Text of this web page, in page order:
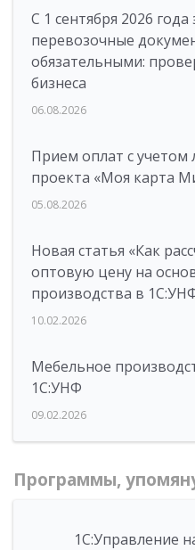
С 1 сентября 2026
перевозочные
обязательными:
бизнеса
06.08.2026
Прием оплат с учетом
проекта «Моя карта
05.08.2026
Новая статья «Как
оптовую цену на
производства в
10.02.2026
Мебельное
1С:УНФ
09.02.2026
Программы,
1С:Управление